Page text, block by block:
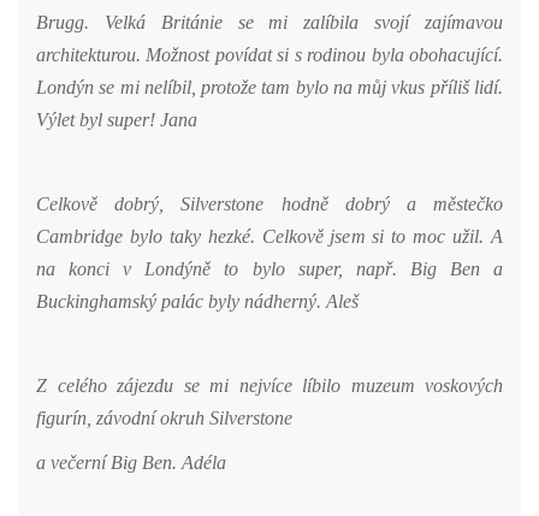
Brugg. Velká Británie se mi zalíbila svojí zajímavou
architekturou. Možnost povídat si s rodinou byla obohacující.
Londýn se mi nelíbil, protože tam bylo na můj vkus příliš lidí.
Výlet byl super! Jana
Celkově dobrý, Silverstone hodně dobrý a městečko
Cambridge bylo taky hezké. Celkově jsem si to moc užil. A
na konci v Londýně to bylo super, např. Big Ben a
Buckinghamský palác byly nádherný. Aleš
Z celého zájezdu se mi nejvíce líbilo muzeum voskových
figurín, závodní okruh Silverstone
a večerní Big Ben. Adéla